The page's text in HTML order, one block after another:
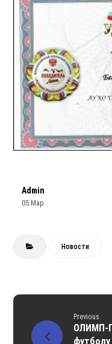
Admin
05 Мар
Новости
Previous
ОЛИМП-